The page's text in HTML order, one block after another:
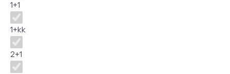
1+1
1+kk
2+1